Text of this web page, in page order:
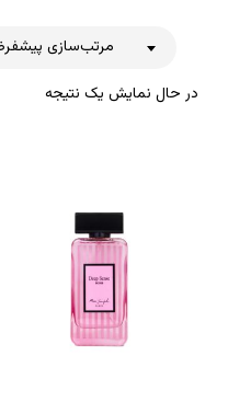
در حال نمایش یک نتیجه
مرتب‌سازی